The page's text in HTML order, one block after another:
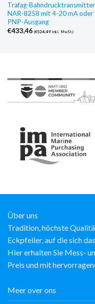
Trafag-Bahndrucktransmitter
NAR-8258 mit 4-20 mA oder
PNP-Ausgang
€433,46 (€524,49inkl. MwSt.)
Über uns
Tradition, höchste
Eckpfeiler, auf die sich
Hier erhalten Sie Mess-
Preis und mit
Meer over ons